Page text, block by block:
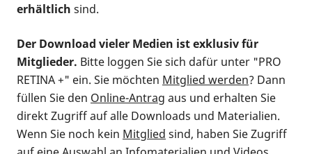
erhältlich sind.
Der Download vieler Medien ist exklusiv für
Mitglieder. Bitte loggen Sie sich dafür unter "PRO
RETINA +" ein. Sie möchten Mitglied werden? Dann
füllen Sie den Online-Antrag aus und erhalten Sie
direkt Zugriff auf alle Downloads und Materialien.
Wenn Sie noch kein Mitglied sind, haben Sie Zugriff